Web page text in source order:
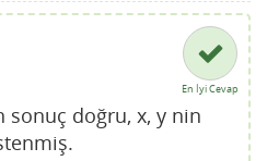
En İyi Cevap
sonuç doğru, x, y nin